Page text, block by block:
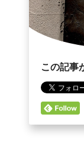
この記事